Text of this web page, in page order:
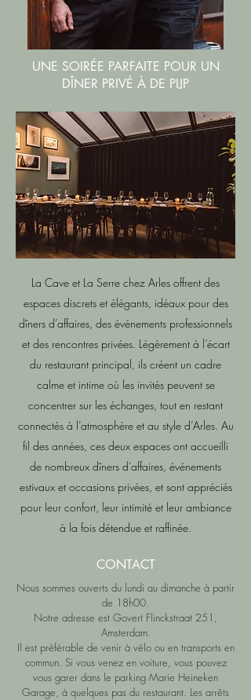
UNE SOIRÉE PARFAITE POUR UN
DÎNER PRIVÉ À DE PIJP
La Cave et La Serre chez Arles offrent des
espaces discrets et élégants, idéaux pour des
dîners d’affaires, des événements professionnels
et des rencontres privées. Légèrement à l’écart
du restaurant principal, ils créent un cadre
calme et intime où les invités peuvent se
concentrer sur les échanges, tout en restant
connectés à l’atmosphère et au style d’Arles. Au
fil des années, ces deux espaces ont accueilli
de nombreux dîners d’affaires, événements
estivaux et occasions privées, et sont appréciés
pour leur confort, leur intimité et leur ambiance
à la fois détendue et raffinée.
CONTACT
Nous sommes ouverts du lundi au dimanche à partir
de 18h00.
Notre adresse est Govert Flinckstraat 251,
Amsterdam.
Il est préférable de venir à vélo ou en transports en
commun. Si vous venez en voiture, vous pouvez
vous garer dans le parking Marie Heineken
Garage, à quelques pas du restaurant. Les arrêts